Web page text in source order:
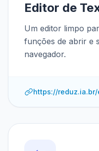
Editor de
Um editor limpo
funções de abrir e
navegador.
https://